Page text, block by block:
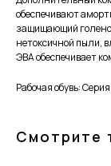
обеспечивают
защищающий
нетоксичной пыли,
ЭВА обеспечивает
Рабочая обувь:
Смотрите